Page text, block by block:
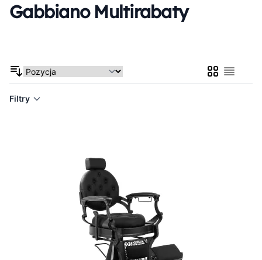
Gabbiano Multirabaty
SiatkaLista
Filtry